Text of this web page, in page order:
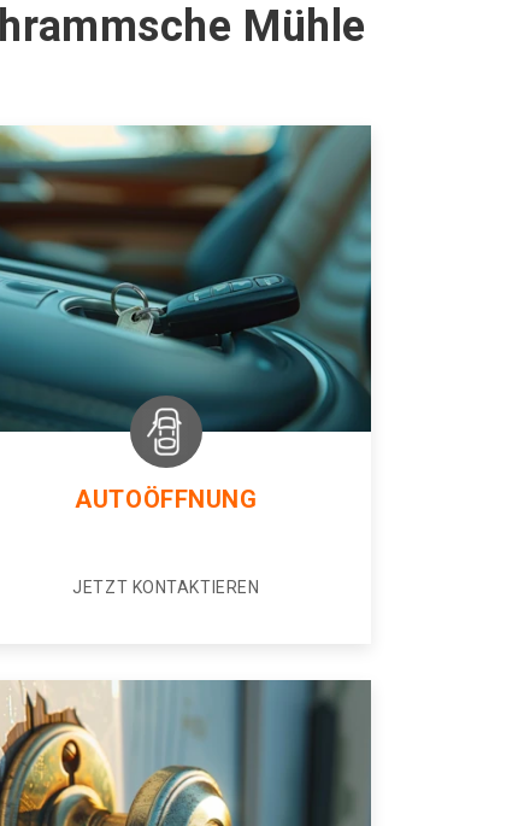
Mühle
AUTOÖFFNUNG
JETZT KONTAKTIEREN